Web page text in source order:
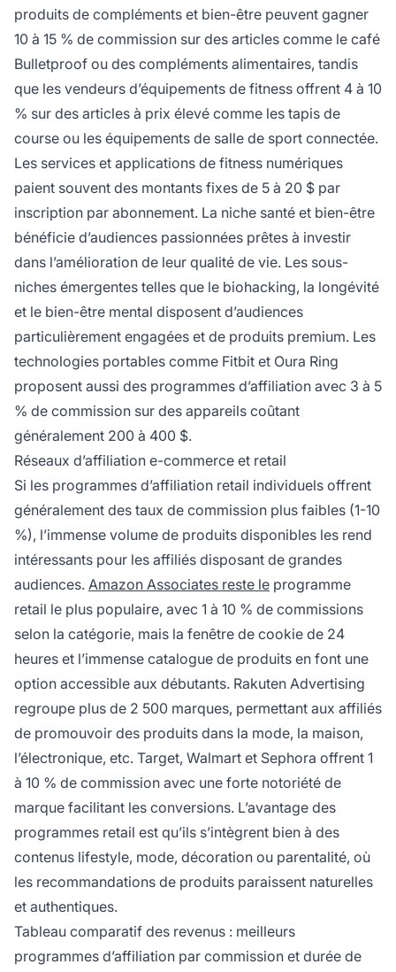
produits de compléments et bien-être peuvent gagner
10 à 15 % de commission sur des articles comme le café
Bulletproof ou des compléments alimentaires, tandis
que les vendeurs d’équipements de fitness offrent 4 à 10
% sur des articles à prix élevé comme les tapis de
course ou les équipements de salle de sport connectée.
Les services et applications de fitness numériques
paient souvent des montants fixes de 5 à 20 $ par
inscription par abonnement. La niche santé et bien-être
bénéficie d’audiences passionnées prêtes à investir
dans l’amélioration de leur qualité de vie. Les sous-
niches émergentes telles que le biohacking, la longévité
et le bien-être mental disposent d’audiences
particulièrement engagées et de produits premium. Les
technologies portables comme Fitbit et Oura Ring
proposent aussi des programmes d’affiliation avec 3 à 5
% de commission sur des appareils coûtant
généralement 200 à 400 $.
Réseaux d’affiliation e-commerce et retail
Si les programmes d’affiliation retail individuels offrent
généralement des taux de commission plus faibles (1-10
%), l’immense volume de produits disponibles les rend
intéressants pour les affiliés disposant de grandes
audiences. Amazon Associates reste le programme
retail le plus populaire, avec 1 à 10 % de commissions
selon la catégorie, mais la fenêtre de cookie de 24
heures et l’immense catalogue de produits en font une
option accessible aux débutants. Rakuten Advertising
regroupe plus de 2 500 marques, permettant aux affiliés
de promouvoir des produits dans la mode, la maison,
l’électronique, etc. Target, Walmart et Sephora offrent 1
à 10 % de commission avec une forte notoriété de
marque facilitant les conversions. L’avantage des
programmes retail est qu’ils s’intègrent bien à des
contenus lifestyle, mode, décoration ou parentalité, où
les recommandations de produits paraissent naturelles
et authentiques.
Tableau comparatif des revenus : meilleurs
programmes d’affiliation par commission et durée de